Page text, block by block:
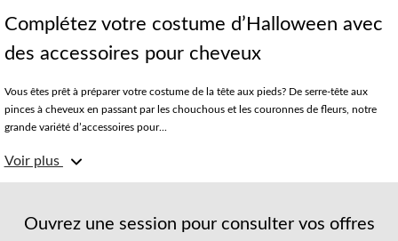
Complétez votre costume d’Halloween avec
des accessoires pour cheveux
Vous êtes prêt à préparer votre costume de la tête aux pieds? De serre-tête aux
pinces à cheveux en passant par les chouchous et les couronnes de fleurs, notre
grande variété d’accessoires pour...
Vous voulez vous sentir comme une reine? Pas de problème! Choisissez parmi des
pinces à cheveux en plumes, des couronnes de fleurs, des serre-tête or scintillants
rose noire à un serre-tête en dentelle noire, compléter son look avec des accessoires
Voir plus
Ouvrez une session pour consulter vos offres